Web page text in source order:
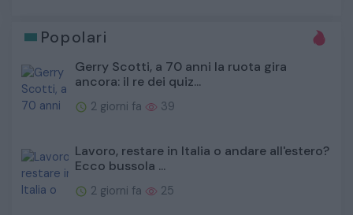
Popolari
Gerry Scotti, a 70 anni la ruota gira
ancora: il re dei quiz...
2 giorni fa 39
Lavoro, restare in Italia o andare all'estero?
Ecco bussola ...
2 giorni fa 25